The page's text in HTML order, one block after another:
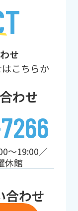
せ
こちらか
わせ
～19:00／
休館
合わせ